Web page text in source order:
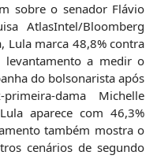
sobre o senador Flávio
AtlasIntel/Bloomberg
Lula marca 48,8% contra
levantamento a medir o
do bolsonarista após
dama Michelle
aparece com 46,3%
também mostra o
cenários de segundo